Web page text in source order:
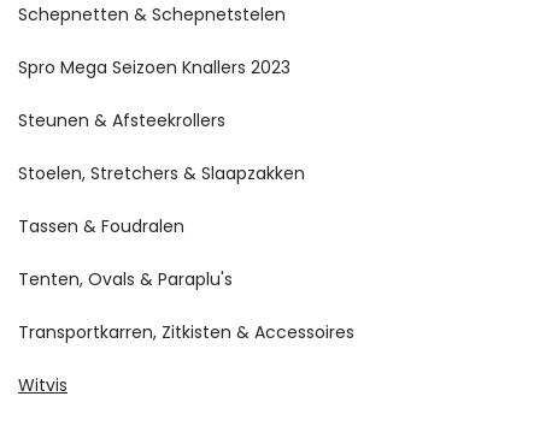
Schepnetten & Schepnetstelen
Spro Mega Seizoen Knallers 2023
Steunen & Afsteekrollers
Stoelen, Stretchers & Slaapzakken
Tassen & Foudralen
Tenten, Ovals & Paraplu's
Transportkarren, Zitkisten & Accessoires
Witvis